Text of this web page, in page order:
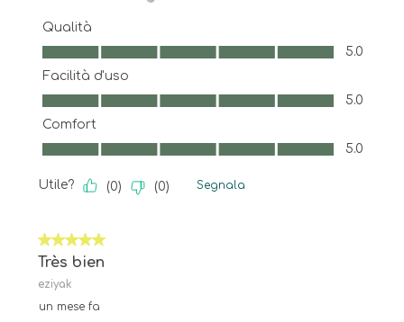
Qualità
Qualità, 5.0 su 5
5.0
Facilità d'uso
Facilità d'uso, 5.0 su 5
5.0
Comfort
Comfort, 5.0 su 5
5.0
Utile? (0) (0) Segnala
5 su 5 stelle.
Très bien
eziyak
un mese fa